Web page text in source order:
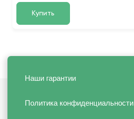
Купить
Наши гарантии
Политика конфиденциальности